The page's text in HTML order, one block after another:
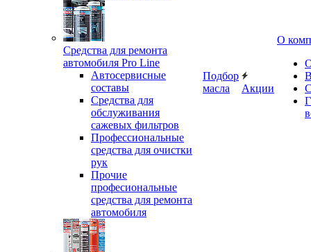
Средства для ремонта
автомобиля Pro Line
Автосервисные
составы
Средства для
обслуживания
сажевых фильтров
Профессиональные
средства для очистки
рук
Прочие
професиональные
средства для ремонта
автомобиля
Подбор
масла
Акции
О